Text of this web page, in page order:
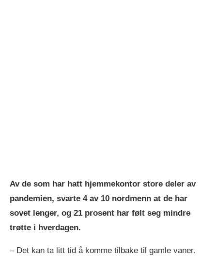
Av de som har hatt hjemmekontor store deler av
pandemien, svarte 4 av 10 nordmenn at de har
sovet lenger, og 21 prosent har følt seg mindre
trøtte i hverdagen.
– Det kan ta litt tid å komme tilbake til gamle vaner.